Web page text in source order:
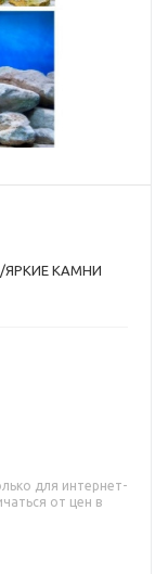
ЯРКИЕ КАМНИ
для интернет-
от цен в